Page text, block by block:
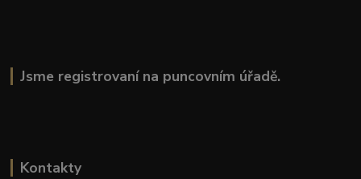
Jsme registrovaní na puncovním úřadě.
Kontakty